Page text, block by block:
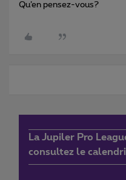
Qu’en pensez-vous?
La Jupiler Pro
consultez le